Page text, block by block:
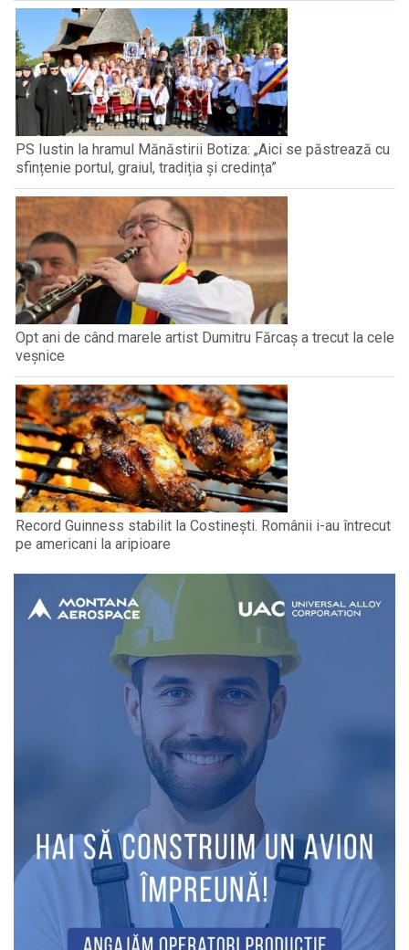
PS Iustin la hramul Mănăstirii Botiza: „Aici se păstrează cu
sfințenie portul, graiul, tradiția și credința”
Opt ani de când marele artist Dumitru Fărcaș a trecut la cele
veșnice
Record Guinness stabilit la Costinești. Românii i-au întrecut
pe americani la aripioare